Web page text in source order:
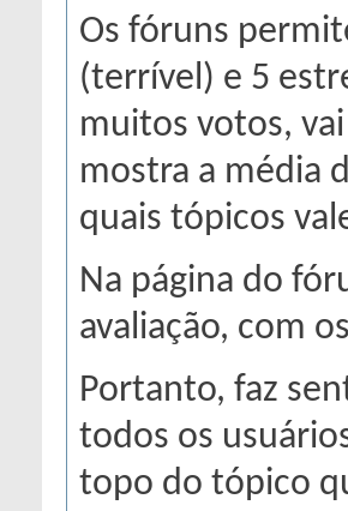
Os fóruns
(terrível) e 5
muitos votos,
mostra a média
quais tópicos
Na página do
avaliação, com
Portanto, faz
todos os
topo do tópico